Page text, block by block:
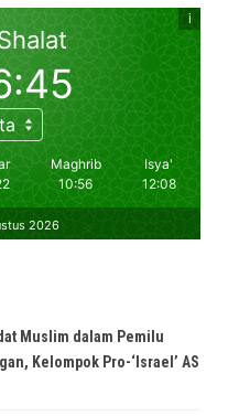
Muslim dalam Pemilu
Kelompok Pro-‘Israel’ AS